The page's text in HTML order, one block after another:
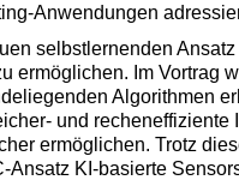
Anwendungen
selbstlernenden
ermöglichen. Im Vortrag
Algorithmen
und recheneffiziente
ermöglichen. Trotz
KI-basierte